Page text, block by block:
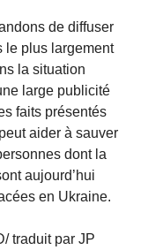
de diffuser
le plus largement
la situation
large publicité
faits présentés
aider à sauver
dont la
aujourd’hui
en Ukraine.
traduit par JP